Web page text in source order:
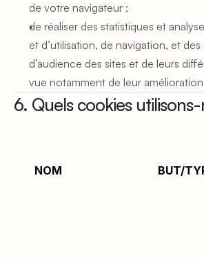
de votre navigateur ;
de réaliser des statistiques et
et d’utilisation, de navigation, et des
d’audience des sites et de leurs
vue notamment de leur
6. Quels cookies
NOM BUT/